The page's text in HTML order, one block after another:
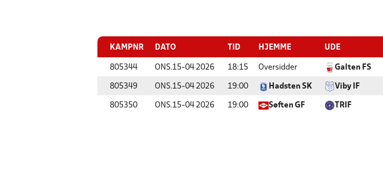
KAMPNR DATO TID HJEMME UDE
805344 ONS.15-04 2026 18:15 Oversidder Galten FS
805349 ONS.15-04 2026 19:00 Hadsten SK Viby IF
805350 ONS.15-04 2026 19:00 Søften GF TRIF